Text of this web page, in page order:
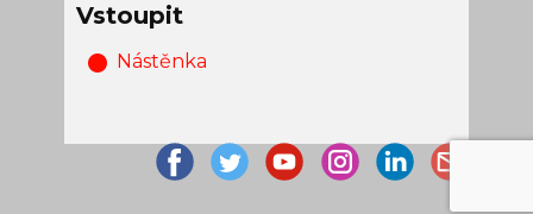
Vstoupit
Nástěnka